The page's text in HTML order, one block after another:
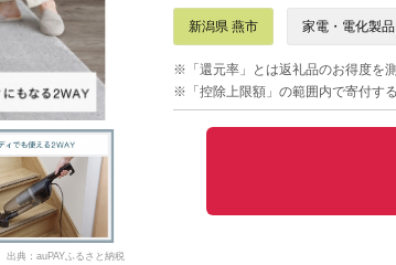
出典：auPAYふるさと納税
新潟県 燕市 家電・電化製品
※「還元率」とは返礼品のお得度を
※「控除上限額」の範囲内で寄付す